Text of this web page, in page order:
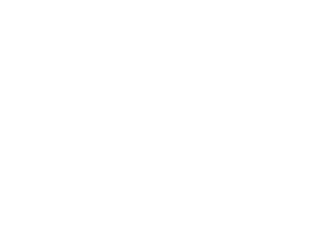
とても可愛いです❤️ ありがとうござ